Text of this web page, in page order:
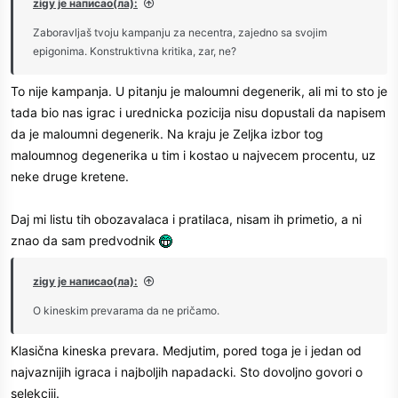
zigy је написао(ла):
Zaboravljaš tvoju kampanju za necentra, zajedno sa svojim
epigonima. Konstruktivna kritika, zar, ne?
To nije kampanja. U pitanju je maloumni degenerik, ali mi to sto je
tada bio nas igrac i urednicka pozicija nisu dopustali da napisem
da je maloumni degenerik. Na kraju je Zeljka izbor tog
maloumnog degenerika u tim i kostao u najvecem procentu, uz
neke druge kretene.
Daj mi listu tih obozavalaca i pratilaca, nisam ih primetio, a ni
znao da sam predvodnik
zigy је написао(ла):
O kineskim prevarama da ne pričamo.
Klasična kineska prevara. Medjutim, pored toga je i jedan od
najvaznijih igraca i najboljih napadacki. Sto dovoljno govori o
selekciji.